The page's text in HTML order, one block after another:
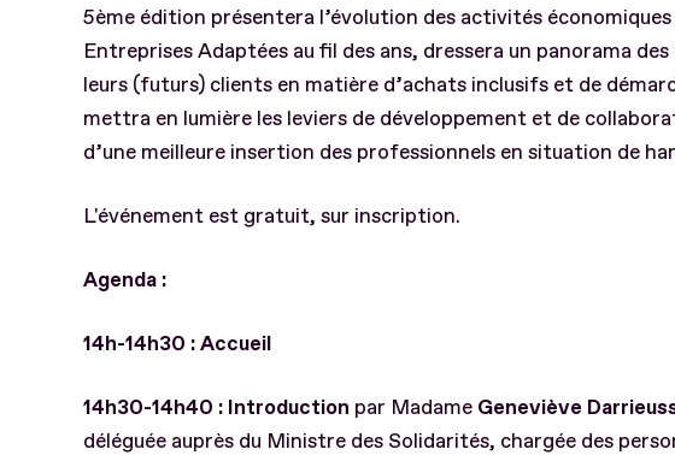
5ème édition présentera l’évolution des activités
Entreprises Adaptées au fil des ans, dressera un panorama
leurs (futurs) clients en matière d’achats inclusifs et de
mettra en lumière les leviers de développement et de
d’une meilleure insertion des professionnels en situation de
L'événement est gratuit, sur inscription.
Agenda :
14h-14h30 : Accueil
14h30-14h40 : Introduction par Madame Geneviève
déléguée auprès du Ministre des Solidarités, chargée des